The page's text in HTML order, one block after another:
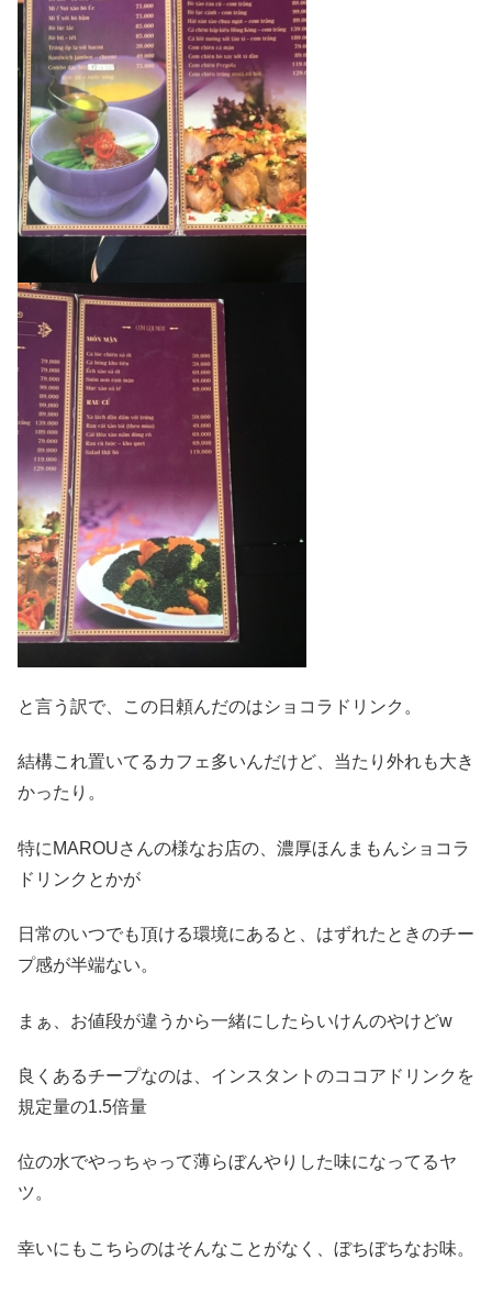
と言う訳で、この日頼んだのはショコラドリンク。
結構これ置いてるカフェ多いんだけど、当たり外れも大き
かったり。
特にMAROUさんの様なお店の、濃厚ほんまもんショコラ
ドリンクとかが
日常のいつでも頂ける環境にあると、はずれたときのチー
プ感が半端ない。
まぁ、お値段が違うから一緒にしたらいけんのやけどw
良くあるチープなのは、インスタントのココアドリンクを
規定量の1.5倍量
位の水でやっちゃって薄らぼんやりした味になってるヤ
ツ。
幸いにもこちらのはそんなことがなく、ぼちぼちなお味。